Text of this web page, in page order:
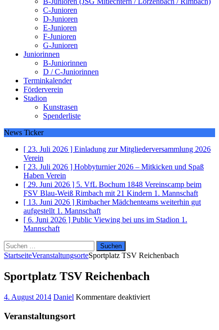
C-Junioren
D-Junioren
E-Junioren
F-Junioren
G-Junioren
Juniorinnen
B-Juniorinnen
D / C-Juniorinnen
Terminkalender
Förderverein
Stadion
Kunstrasen
Spenderliste
News Ticker
[ 23. Juli 2026 ] Einladung zur Mitgliederversammlung 2026
Verein
[ 23. Juli 2026 ] Hobbyturnier 2026 – Mitkicken und Spaß
Haben Verein
[ 29. Juni 2026 ] 5. VfL Bochum 1848 Vereinscamp beim
FSV Blau-Weiß Rimbach mit 21 Kindern 1. Mannschaft
[ 13. Juni 2026 ] Rimbacher Mädchenteams weiterhin gut
aufgestellt 1. Mannschaft
[ 6. Juni 2026 ] Public Viewing bei uns im Stadion 1.
Mannschaft
Suchen
nach:
StartseiteVeranstaltungsorteSportplatz TSV Reichenbach
Sportplatz TSV Reichenbach
4. August 2014 Daniel Kommentare deaktiviertfür
Veranstaltungsort